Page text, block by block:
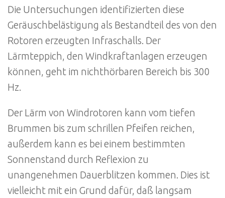
Die Untersuchungen identifizierten diese
Geräuschbelästigung als Bestandteil des von den
Rotoren erzeugten Infraschalls. Der
Lärmteppich, den Windkraftanlagen erzeugen
können, geht im nichthörbaren Bereich bis 300
Hz.
Der Lärm von Windrotoren kann vom tiefen
Brummen bis zum schrillen Pfeifen reichen,
außerdem kann es bei einem bestimmten
Sonnenstand durch Reflexion zu
unangenehmen Dauerblitzen kommen. Dies ist
vielleicht mit ein Grund dafür, daß langsam